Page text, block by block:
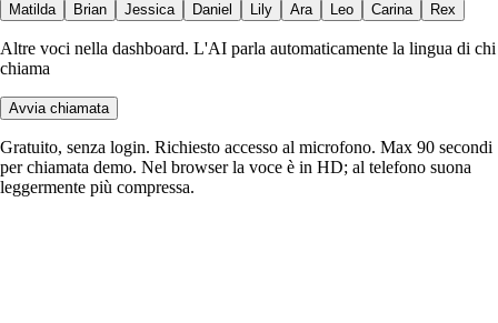
Matilda Brian Jessica Daniel Lily Ara Leo Carina Rex
Altre voci nella dashboard. L'AI parla automaticamente la lingua di chi
chiama
Avvia chiamata
Gratuito, senza login. Richiesto accesso al microfono. Max 90 secondi
per chiamata demo. Nel browser la voce è in HD; al telefono suona
leggermente più compressa.